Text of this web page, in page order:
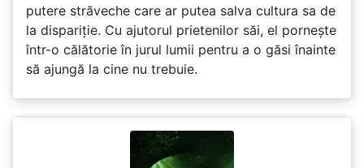
putere străveche care ar putea salva cultura sa de
la dispariție. Cu ajutorul prietenilor săi, el pornește
într-o călătorie în jurul lumii pentru a o găsi înainte
să ajungă la cine nu trebuie.